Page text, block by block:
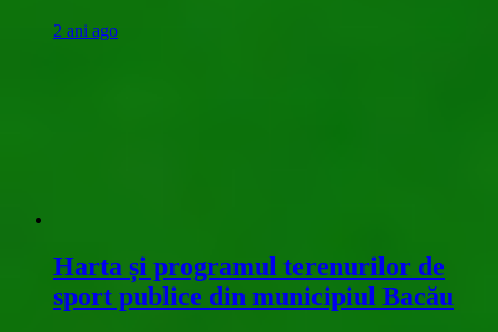
2 ani ago
Harta și programul terenurilor de
sport publice din municipiul Bacău